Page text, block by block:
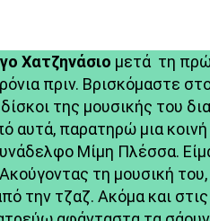
Χατζηνάσιο μετά τη
πριν. Βρισκόμαστε
της μουσικής του
αυτά, παρατηρώ μια κοινή
Μίμη Πλέσσα.
τη μουσική του,
την τζαζ. Ακόμα και